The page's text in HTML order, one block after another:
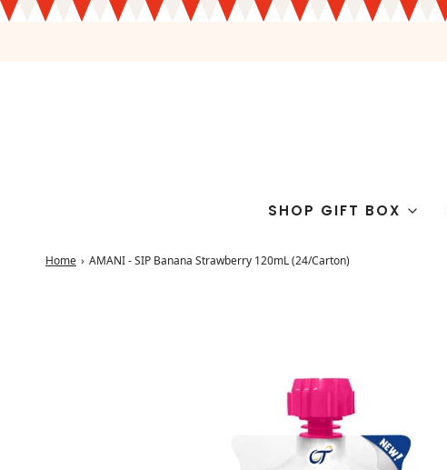
SHOP GIFT BOX
Home › AMANI - SIP Banana Strawberry 120mL (24/Carton)